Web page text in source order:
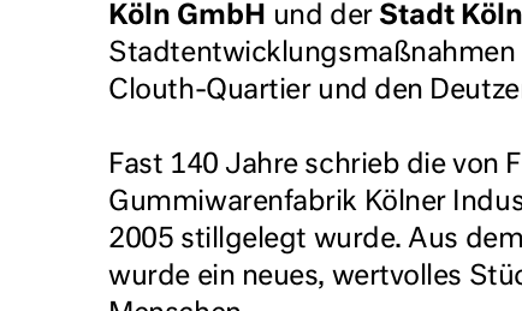
Köln GmbH und derStadt Köln
Stadtentwicklungsmaßnahmen
Clouth-Quartier und den
Fast 140 Jahre schrieb die von
Gummiwarenfabrik Kölner
2005 stillgelegt wurde. Aus
wurde ein neues, wertvolles